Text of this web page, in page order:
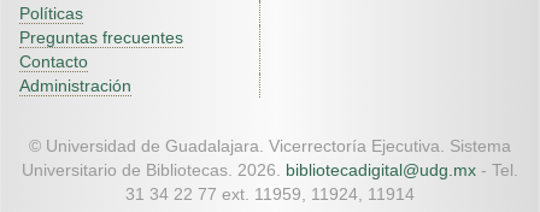
Políticas
Preguntas frecuentes
Contacto
Administración
© Universidad de Guadalajara. Vicerrectoría Ejecutiva. Sistema
Universitario de Bibliotecas. 2026. bibliotecadigital@udg.mx - Tel.
31 34 22 77 ext. 11959, 11924, 11914